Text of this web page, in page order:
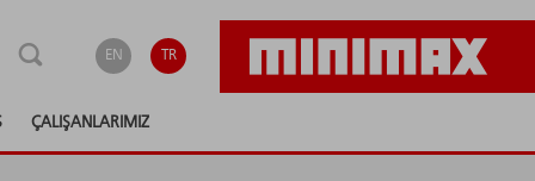
EN TR
ÇALIŞANLARIMIZ